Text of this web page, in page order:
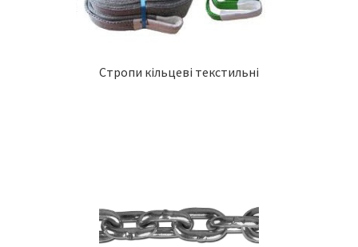
Стропи кільцеві текстильні